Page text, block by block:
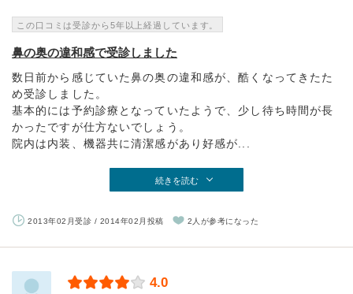
この口コミは受診から5年以上経過しています。
鼻の奥の違和感で受診しました
数日前から感じていた鼻の奥の違和感が、酷くなってきたた
め受診しました。
基本的には予約診療となっていたようで、少し待ち時間が長
かったですが仕方ないでしょう。
院内は内装、機器共に清潔感があり好感が...
続きを読む
2013年02月受診 / 2014年02月投稿 2人が参考になった
4.0